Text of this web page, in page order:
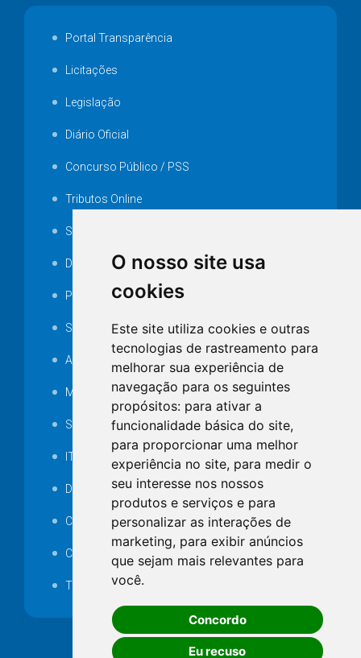
O nosso site usa
cookies
Este site utiliza cookies e outras
tecnologias de rastreamento para
melhorar sua experiência de
navegação para os seguintes
propósitos: para ativar a
funcionalidade básica do site,
para proporcionar uma melhor
experiência no site, para medir o
seu interesse nos nossos
produtos e serviços e para
personalizar as interações de
marketing, para exibir anúncios
que sejam mais relevantes para
você.
Concordo
Eu recuso
Portal Transparência
Licitações
Legislação
Diário Oficial
Concurso Público / PSS
Tributos Online
Serviços ISS-E
Decretos
Portarias
SAMAE
Audiência pública
MANUTENÇÃO DE ILUMINAÇÃO PÚBLICA
Serviços Técnicos TI
ITR
Desapropriações
Catalogo Eletrônico de Padronização
Consórcios Municipais
Telefones Úteis